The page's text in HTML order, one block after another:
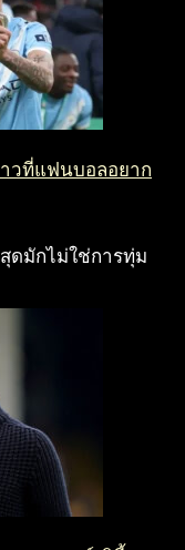
าวที่แฟนบอลอยาก
ดมักไม่ใช่การทุ่ม